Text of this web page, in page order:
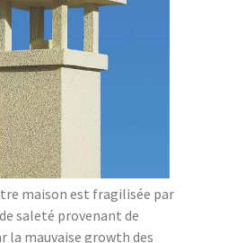
maison est fragilisée par
saleté provenant de
la mauvaise growth des